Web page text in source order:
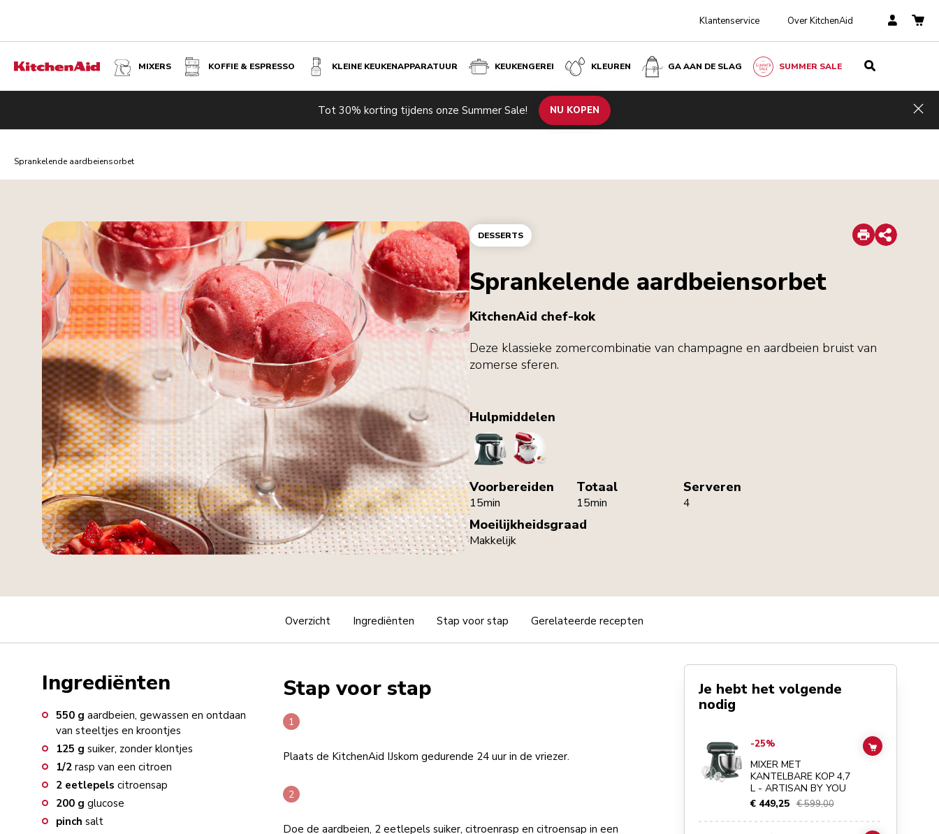
Klantenservice Over KitchenAid
MIXERS KOFFIE & ESPRESSO KLEINE KEUKENAPPARATUUR KEUKENGEREI KLEUREN GA AAN DE SLAG SUMMER SALE
Tot 30% korting tijdens onze Summer Sale! NU KOPEN
Sprankelende aardbeiensorbet
DESSERTS Print
Share
Sprankelende aardbeiensorbet
KitchenAid chef-kok
Deze klassieke zomercombinatie van champagne en aardbeien bruist van
zomerse sferen.
Hulpmiddelen
StandMixerIceCreamMaker
Voorbereiden
15min
Totaal
15min
Serveren
4
Moeilijkheidsgraad
Makkelijk
Overzicht Ingrediënten Stap voor stap Gerelateerde recepten
Ingrediënten
550 g aardbeien, gewassen en ontdaan
van steeltjes en kroontjes
125 g suiker, zonder klontjes
1/2 rasp van een citroen
2 eetlepels citroensap
200 g glucose
pinch salt
Stap voor stap
Plaats de KitchenAid IJskom gedurende 24 uur in de vriezer.
Doe de aardbeien, 2 eetlepels suiker, citroenrasp en citroensap in een
Je hebt het volgende
nodig
Go toMIXER MET KANTELBARE KOP 4,7 L - ARTISAN BY
-25%
MIXER MET
KANTELBARE KOP 4,7
L - ARTISAN BY YOU
€ 449,25 € 599,00
ADD TO CART